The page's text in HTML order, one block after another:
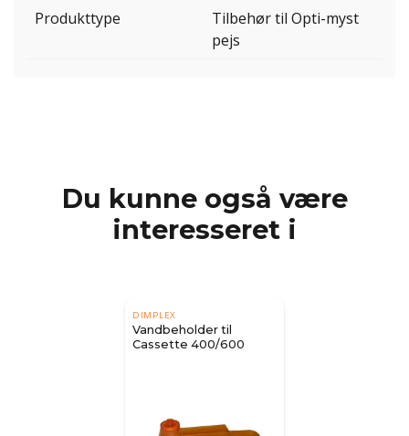
Produkttype
Tilbehør til Opti-myst
pejs
Du kunne også være
interesseret i
DIMPLEX
Vandbeholder til
Cassette 400/600